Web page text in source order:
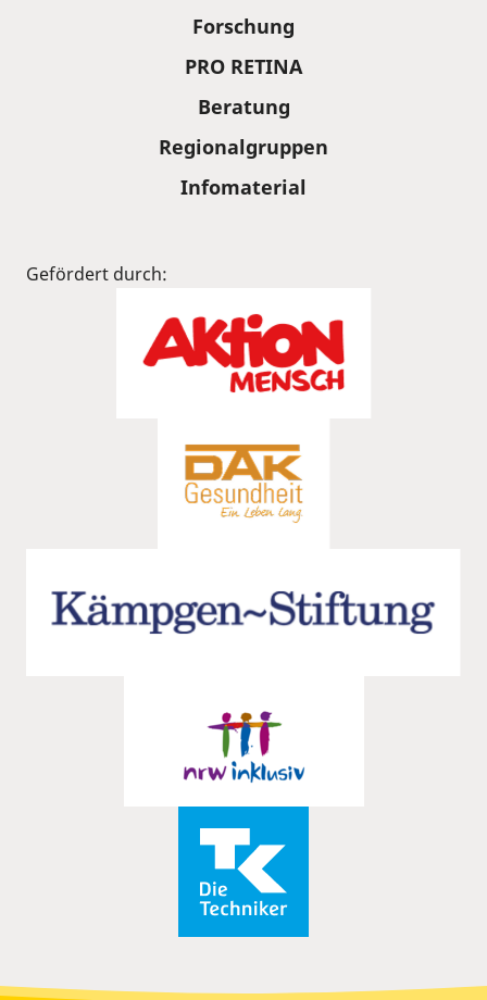
Forschung
PRO RETINA
Beratung
Regionalgruppen
Infomaterial
Gefördert durch: